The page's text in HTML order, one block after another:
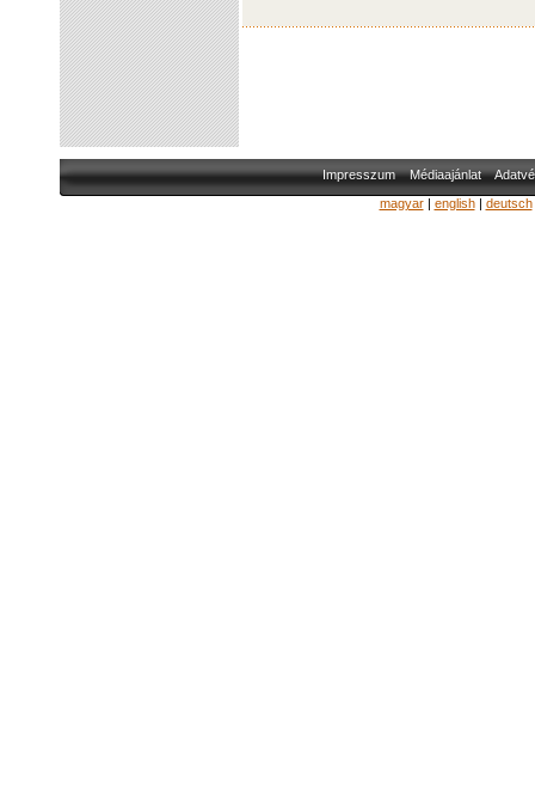
Impresszum Médiaajánlat
magyar| english| deutsch